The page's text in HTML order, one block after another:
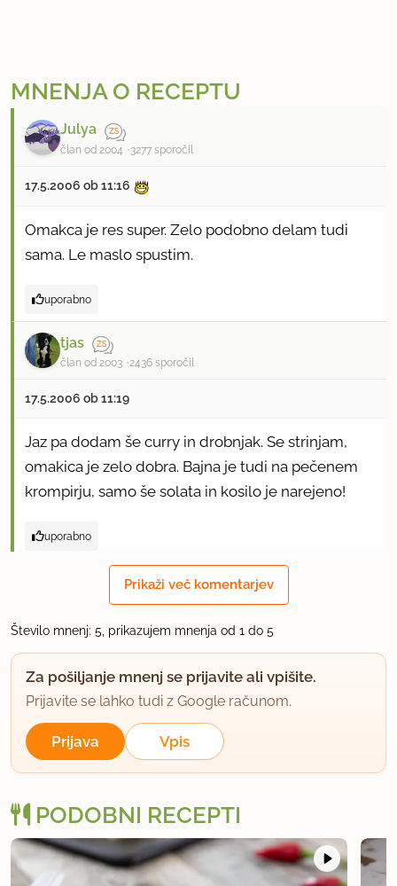
MNENJA O RECEPTU
Julya
član od 2004 3277 sporočil
17.5.2006 ob 11:16
Omakca je res super. Zelo podobno delam tudi
sama. Le maslo spustim.
uporabno
tjas
član od 2003 2436 sporočil
17.5.2006 ob 11:19
Jaz pa dodam še curry in drobnjak. Se strinjam,
omakica je zelo dobra. Bajna je tudi na pečenem
krompirju, samo še solata in kosilo je narejeno!
uporabno
KARMINA
član od 2003
17.5.2006 ob 12:44
Jaz sem enkrat že delala nekaj podobnega pa se
mi sir ni hotel razpustiti ampak se je vse strašno
zgostilo. Mogoče nisem imela dobrega sira?
LP
K
uporabno
Prikaži več komentarjev
Število mnenj: 5, prikazujem mnenja od 1 do 5
Za pošiljanje mnenj se prijavite ali vpišite.
Prijavite se lahko tudi z Google računom.
Prijava Vpis
PODOBNI RECEPTI